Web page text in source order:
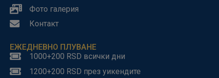
Фото галерия
Контакт
ЕЖЕДНЕВНО ПЛУВАНЕ
1000+200 RSD всички дни
1200+200 RSD през уикендите